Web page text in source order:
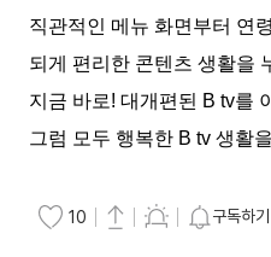
직관적인 메뉴 화면부터 연
되게 편리한 콘텐츠 생활을
지금 바로! 대개편된 B tv를
그럼 모두 행복한 B tv 생활
10 구독하기